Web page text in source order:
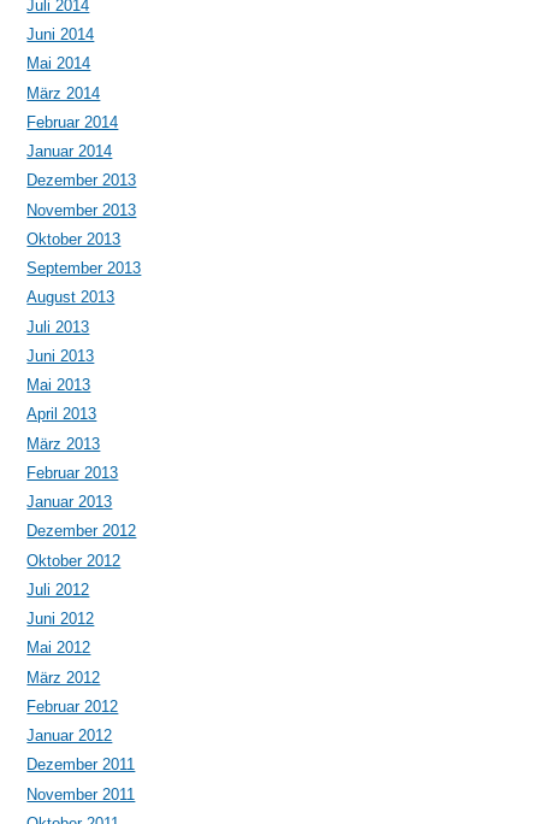
Juli 2014
Juni 2014
Mai 2014
März 2014
Februar 2014
Januar 2014
Dezember 2013
November 2013
Oktober 2013
September 2013
August 2013
Juli 2013
Juni 2013
Mai 2013
April 2013
März 2013
Februar 2013
Januar 2013
Dezember 2012
Oktober 2012
Juli 2012
Juni 2012
Mai 2012
März 2012
Februar 2012
Januar 2012
Dezember 2011
November 2011